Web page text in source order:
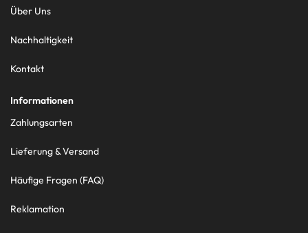
Über Uns
Nachhaltigkeit
Kontakt
Informationen
Zahlungsarten
Lieferung & Versand
Häufige Fragen (FAQ)
Reklamation